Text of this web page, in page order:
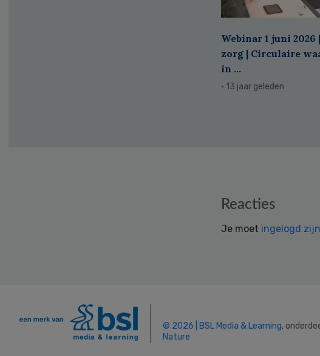
Webinar 1 juni 2026
zorg | Circulaire
in ...
· 13 jaar geleden
Reacties
Je moet ingelogd
© 2026 | BSL Media & Learning,
Nature